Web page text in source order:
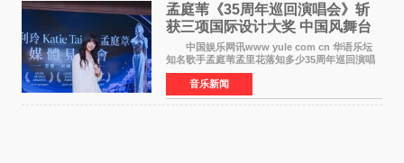
孟庭苇《35周年巡回演唱会》斩
获三项国际设计大奖 中国风舞台
美学获全球认可
中国娱乐网讯www yule com cn 华语乐坛
知名歌手孟庭苇孟里花落知多少35周年巡回演唱
会再传喜讯。该演唱会先后荣获美国MUSE
Creative Awards白金奖（Platinum Winner）、
英国London Design
音乐新闻